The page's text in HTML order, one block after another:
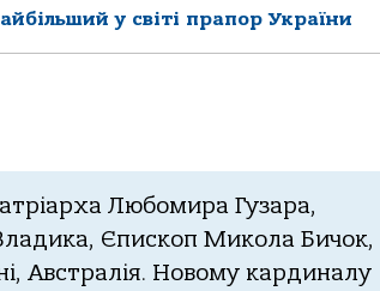
у світі прапор України
Любомира Гузара,
Єпископ Микола Бичок,
Австралія. Новому кардиналу